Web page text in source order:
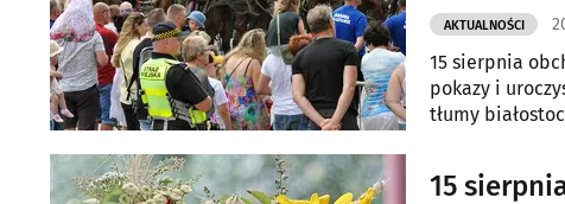
AKTUALNOŚCI
15 sierpnia
pokazy i
tłumy
15